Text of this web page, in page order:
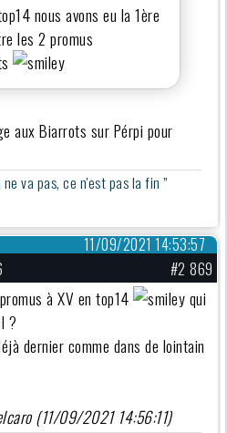
nous avons eu la 1ère
les 2 promus
aux Biarrots sur Pérpi pour
va pas, ce n'est pas la fin ”
11/09/2021 14:53:57
#2 869
à XV en top14
qui
?
dernier comme dans de lointain
(11/09/2021 14:56:11)